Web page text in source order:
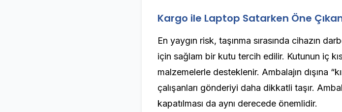
Kargo ile Laptop Satarken Öne
En yaygın risk, taşınma sırasında cihazın
için sağlam bir kutu tercih edilir. Kutunun iç
malzemelerle desteklenir. Ambalajın dışına
çalışanları gönderiyi daha dikkatli taşır.
kapatılması da aynı derecede önemlidir.